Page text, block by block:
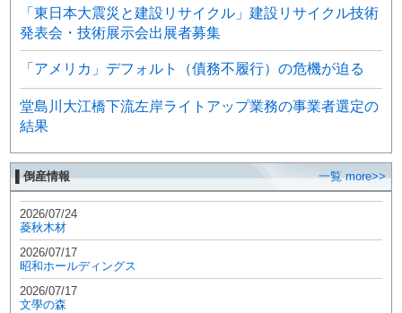
「東日本大震災と建設リサイクル」建設リサイクル技術
発表会・技術展示会出展者募集
「アメリカ」デフォルト（債務不履行）の危機が迫る
堂島川大江橋下流左岸ライトアップ業務の事業者選定の
結果
▌倒産情報 一覧 more>>
2026/07/24
菱秋木材
2026/07/17
昭和ホールディングス
2026/07/17
文學の森